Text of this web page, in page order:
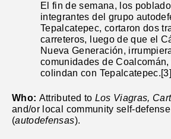
El fin de semana, los
integrantes del grupo
Tepalcatepec, cortaron dos
carreteros, luego de que el
Nueva Generación,
comunidades de Coalcomán,
colindan con Tepalcatepec.[3]
Who: Attributed to Los Viagras,
and/or local community self-
(autodefensas).